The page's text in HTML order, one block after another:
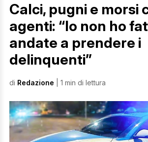
Calci, pugni e morsi
agenti: “Io non ho
andate a prendere i
delinquenti”
di Redazione | 1 min di lettura